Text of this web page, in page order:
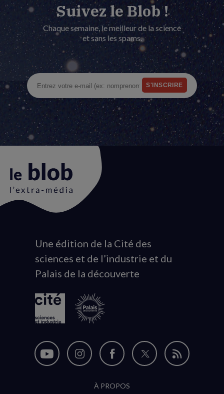
Suivez le Blob !
Chaque semaine, le meilleur de la science
et sans les spams.
Animation
du
logo
Une édition de la Cité des
sciences et de l’industrie et du
Palais de la découverte
Nous
Nous
Nous
sur
Nous
Flux
À PROPOS